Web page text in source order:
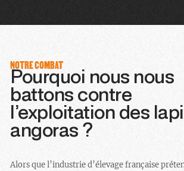
NOTRE COMBAT
Pourquoi nous nous
battons contre
l’exploitation des
angoras ?
Alors que l’industrie d’élevage française